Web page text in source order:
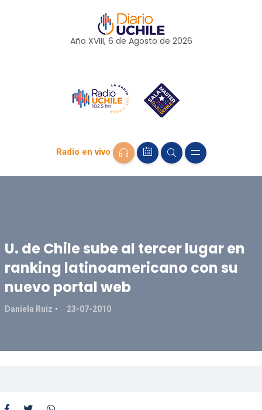
Año XVIII, 6 de Agosto de 2026
Radio en vivo
U. de Chile sube al tercer lugar en
ranking latinoamericano con su
nuevo portal web
Daniela Ruiz 23-07-2010